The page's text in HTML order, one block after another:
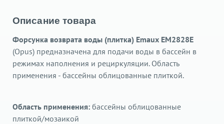
Описание товара
Форсунка возврата воды (плитка) Emaux EM2828E
(Opus) предназначена для подачи воды в бассейн в
режимах наполнения и рециркуляции. Область
применения - бассейны облицованные плиткой.
Область применения: бассейны облицованные
плиткой/мозаикой